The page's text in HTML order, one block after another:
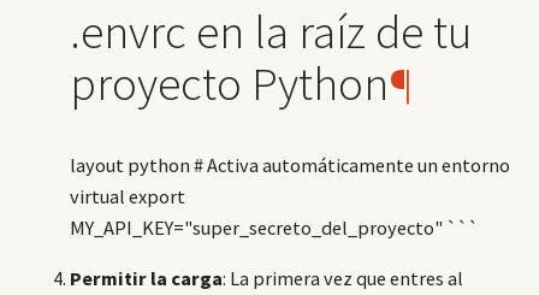
.envrc en la raíz de tu
proyecto Python¶
layout python # Activa automáticamente un entorno
virtual export
MY_API_KEY="super_secreto_del_proyecto" ```
Permitir la carga: La primera vez que entres al